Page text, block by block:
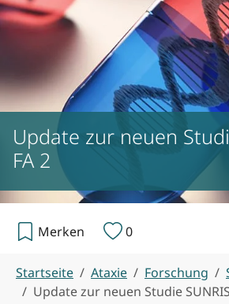
Update zur neuen
FA 2
Merken
0
Startseite Ataxie Forschung
Update zur neuen Studie